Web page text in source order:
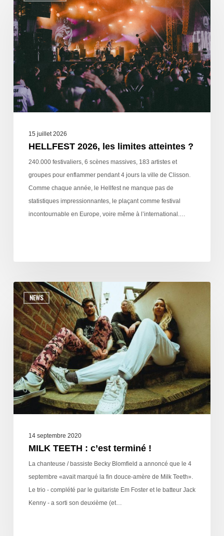
15 juillet 2026
HELLFEST 2026, les limites atteintes ?
240.000 festivaliers, 6 scènes massives, 183 artistes et
groupes pour enflammer pendant 4 jours la ville de Clisson.
Comme chaque année, le Hellfest ne manque pas de
statistiques impressionnantes, le plaçant comme festival
incontournable en Europe, voire même à l’international.…
NEWS
14 septembre 2020
MILK TEETH : c’est terminé !
La chanteuse / bassiste Becky Blomfield a annoncé que le 4
septembre «avait marqué la fin douce-amère de Milk Teeth».
Le trio - complété par le guitariste Em Foster et le batteur Jack
Kenny - a sorti son deuxième (et…